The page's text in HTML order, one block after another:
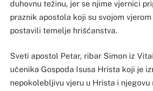
duhovnu težinu, jer se njime vjernici
praznik apostola koji su svojom
postavili temelje hrišćanstva.
Sveti apostol Petar, ribar Simon iz
učenika Gospoda Isusa Hrista koji je
nepokolebljivu vjeru u Hrista i njegovu